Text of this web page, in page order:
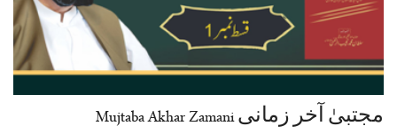
مجتبیٰ آخر زمانی Mujtaba Akhar Zamani